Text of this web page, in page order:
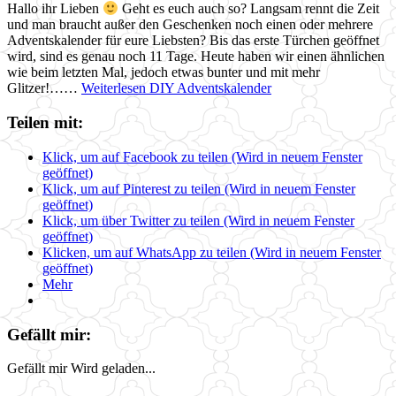
Hallo ihr Lieben
Geht es euch auch so? Langsam rennt die Zeit
und man braucht außer den Geschenken noch einen oder mehrere
Adventskalender für eure Liebsten? Bis das erste Türchen geöffnet
wird, sind es genau noch 11 Tage. Heute haben wir einen ähnlichen
wie beim letzten Mal, jedoch etwas bunter und mit mehr
Glitzer!…… WeiterlesenDIY Adventskalender
Teilen mit:
Klick, um auf Facebook zu teilen (Wird in neuem Fenster
geöffnet)
Klick, um auf Pinterest zu teilen (Wird in neuem Fenster
geöffnet)
Klick, um über Twitter zu teilen (Wird in neuem Fenster
geöffnet)
Klicken, um auf WhatsApp zu teilen (Wird in neuem Fenster
geöffnet)
Mehr
Gefällt mir:
Gefällt mir Wird geladen...